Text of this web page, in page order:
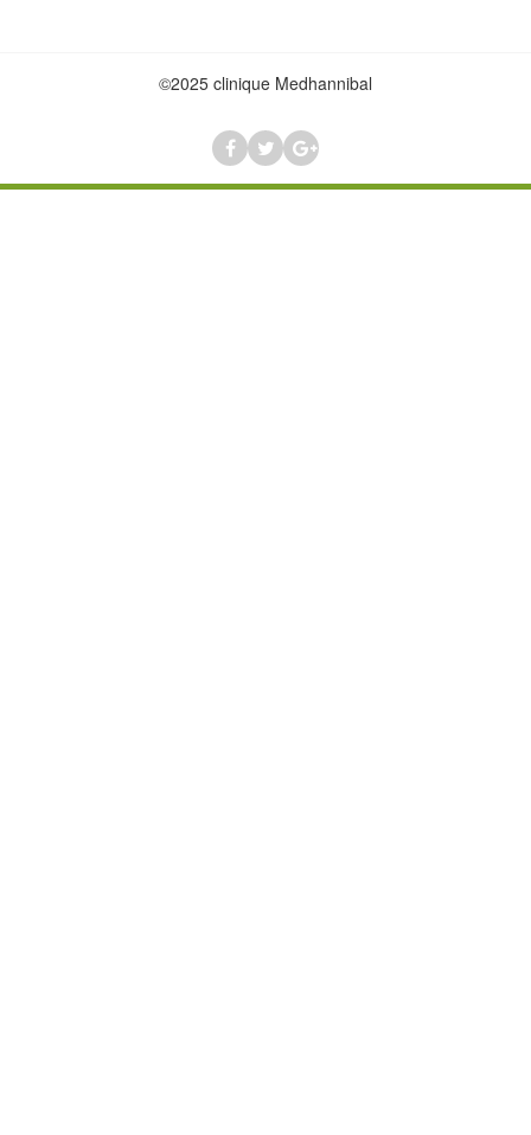
©2025 clinique Medhannibal